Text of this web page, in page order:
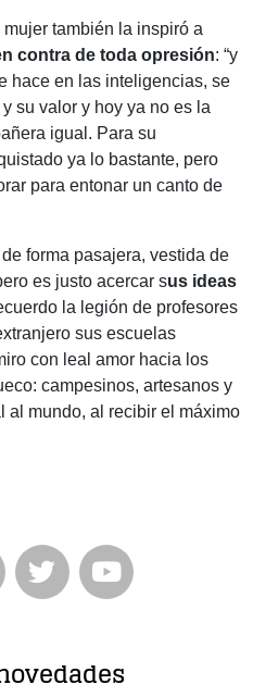
también la inspiró a
contra de toda opresión: “y
hace en las inteligencias, se
su valor y hoy ya no es la
igual. Para su
ya lo bastante, pero
para entonar un canto de
forma pasajera, vestida de
es justo acercar sus ideas
la legión de profesores
sus escuelas
con leal amor hacia los
campesinos, artesanos y
al mundo, al recibir el máximo